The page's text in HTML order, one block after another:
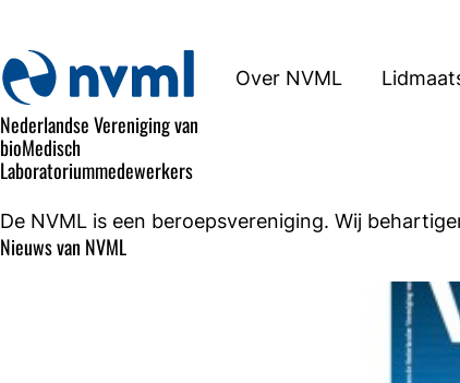
Over NVML
Nederlandse Vereniging van
bioMedisch
Laboratoriummedewerkers
De NVML is een beroepsvereniging. Wij
Nieuws van NVML